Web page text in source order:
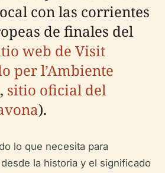
con las corrientes
de finales del
web de Visit
per l’Ambiente
, sitio oficial del
).
lo que necesita para
la historia y el significado